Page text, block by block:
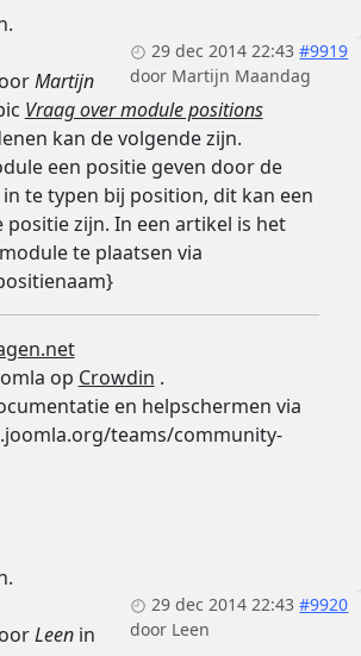
29 dec 2014 22:43 #9919
door Martijn Maandag
Martijn
Vraag over module positions
kan de volgende zijn.
een positie geven door de
te typen bij position, dit kan een
positie zijn. In een artikel is het
te plaatsen via
op Crowdin .
en helpschermen via
teams/community-
29 dec 2014 22:43 #9920
door Leen
Leenin